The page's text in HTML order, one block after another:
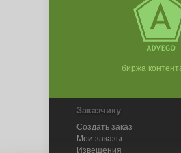
биржа
Заказчику
Создать заказ
Мои заказы
Извещения